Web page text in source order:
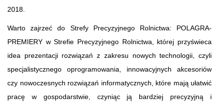
2018.
Warto zajrzeć do Strefy Precyzyjnego Rolnictwa: POLAGRA-
PREMIERY w Strefie Precyzyjnego Rolnictwa, której przyświeca
idea prezentacji rozwiązań z zakresu nowych technologii, czyli
specjalistycznego oprogramowania, innowacyjnych akcesoriów
czy nowoczesnych rozwiązań informatycznych, które mają ułatwić
pracę w gospodarstwie, czyniąc ją bardziej precyzyjną i